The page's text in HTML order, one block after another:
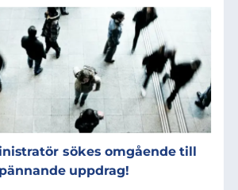
sökes omgående till
uppdrag!